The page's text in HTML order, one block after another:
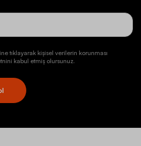
tıklayarak kişisel verilerin korunması
kabul etmiş olursunuz.